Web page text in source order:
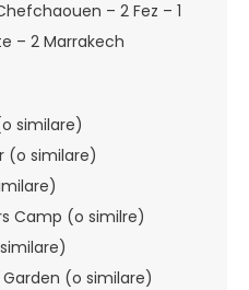
– 2 Fez – 1
– 2 Marrakech
similare)
(o similare)
Camp (o similre)
Garden (o similare)